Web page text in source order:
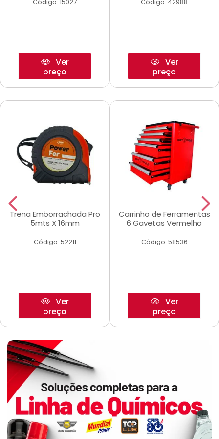
Código: 15027
Ver
preço
Código: 42988
Ver
preço
Trena Emborrachada Pro
5mts X 16mm
Código: 52211
Ver
preço
Carrinho de Ferramentas
6 Gavetas Vermelho
Código: 58536
Ver
preço